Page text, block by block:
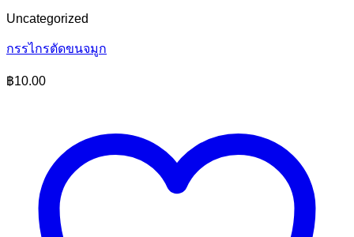
Uncategorized
กรรไกรตัดขนจมูก
฿10.00